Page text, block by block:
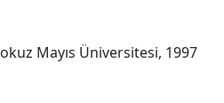
Mayıs Üniversitesi, 1997